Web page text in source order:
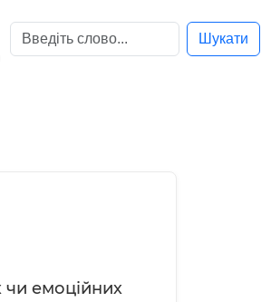
Шукати
чи емоційних